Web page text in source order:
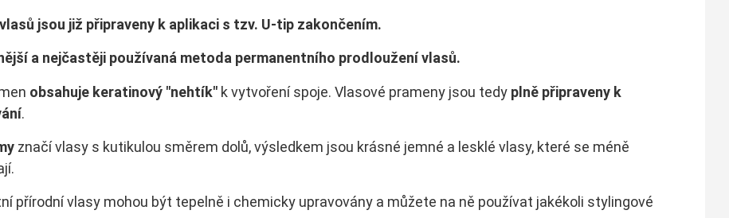
jsou již připraveny k aplikaci s tzv. U-tip zakončením.
a nejčastěji používaná metoda permanentního prodloužení vlasů.
obsahuje keratinový "nehtík" k vytvoření spoje. Vlasové prameny jsou tedy plně připraveny k
.
značí vlasy s kutikulou směrem dolů, výsledkem jsou krásné jemné a lesklé vlasy, které se méně
přírodní vlasy mohou být tepelně i chemicky upravovány a můžete na ně používat jakékoli stylingové